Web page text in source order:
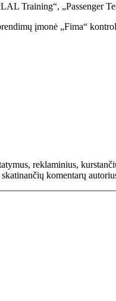
Training“, „Passenger
įmonė „Fima“
reklaminius,
komentarų